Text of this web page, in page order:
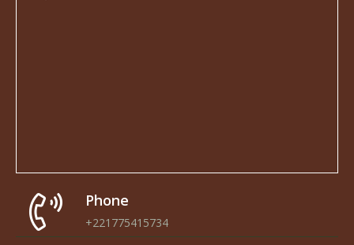
Phone
+221775415734